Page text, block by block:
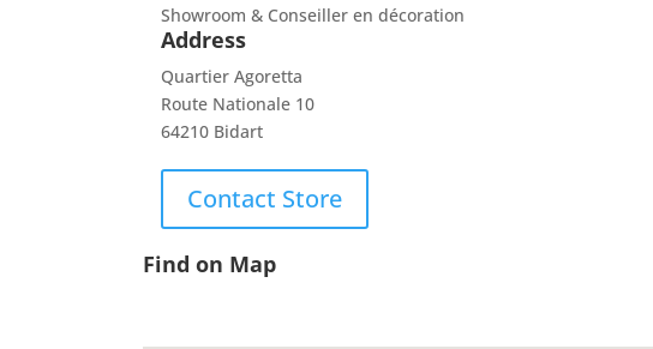
Showroom & Conseiller en décoration
Address
Quartier Agoretta
Route Nationale 10
64210 Bidart
Contact Store
Find on Map